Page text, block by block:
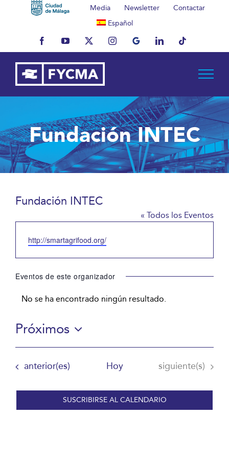
Media Newsletter
Contactar
Español
FacebookYouTubeX InstagramMyBusinessLinkedInTiktok
Fundación INTEC
Fundación INTEC
« Todos los Eventos
Website
http://smartagrifood.org/
Eventos de este organizador
Aviso
No se ha encontrado ningún resultado.
Próximos
Selecciona
fecha.
Eventos
anterior(es) Hoy Eventos
siguiente(s)
SUSCRIBIRSE AL CALENDARIO